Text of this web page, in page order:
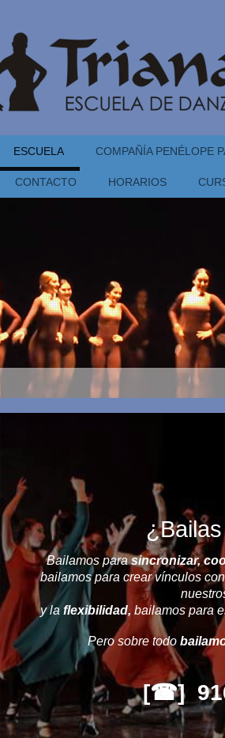
ESCUELA COMPAÑÍA PENÉLOPE
CONTACTO HORARIOS
Bailamos parasincronizar,
bailamos para crear vínculos
y la flexibilidad, bailamos para
Pero sobre todo
[☎]